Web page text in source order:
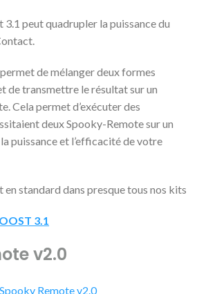
3.1 peut quadrupler la puissance du
de mélanger deux formes
de transmettre le résultat sur un
Cela permet d’exécuter des
deux Spooky-Remote sur un
puissance et l’efficacité de votre
en standard dans presque tous nos kits
3.1
v2.0